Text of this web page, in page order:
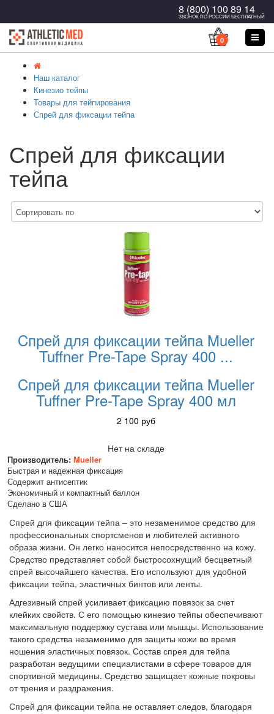
8 (800) 100 89 14
ЗВОНОК ПО РОССИИ БЕСПЛАТНЫЙ
0
Наш каталог
Кинезио тейпы
Товары для тейпирования
Спрей для фиксации тейпа
Спрей для фиксации
тейпа
Cпрей для фиксации тейпа Mueller
Tuffner Pre-Tape Spray 400 ...
Cпрей для фиксации тейпа Mueller
Tuffner Pre-Tape Spray 400 мл
2 100 руб
Нет на складе
Производитель: Mueller
Быстрая и надежная фиксация
Содержит антисептик
Экономичный и компактный баллон
Сделано в США
Спрей для фиксации тейпа – это незаменимое средство для
профессиональных спортсменов и любителей активного
образа жизни. Он легко наносится непосредственно на кожу.
Средство представляет собой быстросохнущий бесцветный
спрей высочайшего качества. Его используют для удобной
фиксации тейпа, эластичных бинтов или ленты.
Адгезивный спрей усиливает фиксацию повязок за счет
клейких свойств. С его помощью кинезио тейпы обеспечивают
максимальную поддержку сустава или мышцы. Использование
такого средства незаменимо для защиты кожи во время
ношения эластичных повязок. Состав спрея для тейпа
разработан ведущими специалистами в сфере товаров для
спортивной медицины. Средство защищает кожные покровы
от трения и раздражения.
Спрей для фиксации тейпа не оставляет следов, благодаря